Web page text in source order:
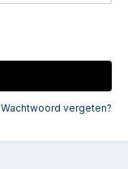
Wachtwoord vergeten?